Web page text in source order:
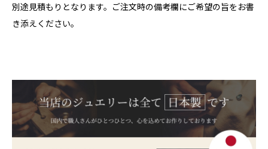
別途見積もりとなります。ご注文時の備考欄にご希望の旨をお書
き添えください。